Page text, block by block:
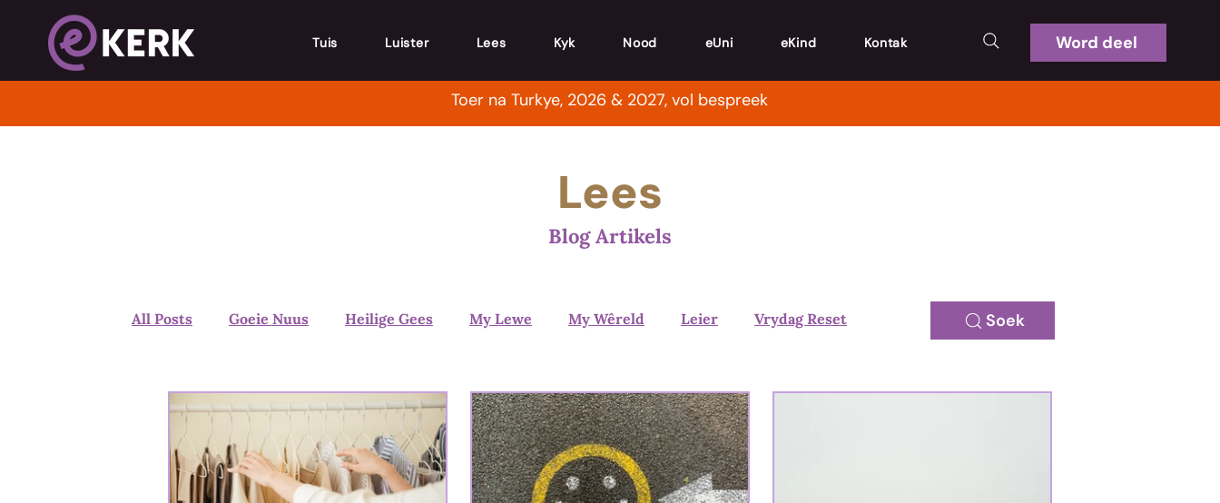
Tuis Luister Lees Kyk Nood eUni eKind Kontak Word deel
Toer na Turkye, 2026 & 2027, vol bespreek
Lees
Blog Artikels
All Posts Goeie Nuus Heilige Gees My Lewe My Wêreld Leier Vrydag Reset Soek